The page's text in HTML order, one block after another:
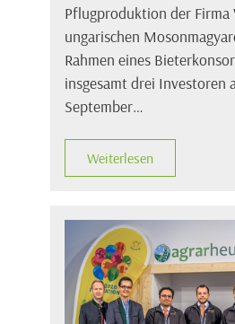
Pflugproduktion der Firma
ungarischen
Rahmen eines
insgesamt drei Investoren
September…
Weiterlesen